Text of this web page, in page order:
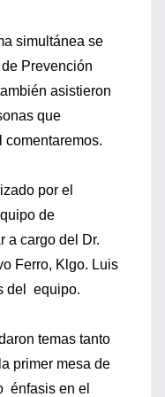
simultánea se
Prevención
asistieron
que
comentaremos.
por el
de
a cargo del Dr.
Ferro, Klgo. Luis
del equipo.
temas tanto
primer mesa de
énfasis en el